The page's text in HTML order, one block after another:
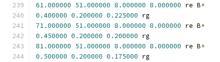
61.000000 51.000000 8.000000 8.000000 re B*
0.400000 0.200000 0.225000 rg
71.000000 51.000000 8.000000 8.000000 re B*
0.450000 0.200000 0.200000 rg
81.000000 51.000000 8.000000 8.000000 re B*
0.500000 0.200000 0.175000 rg